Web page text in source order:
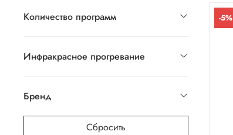
-5%
Количество программ
Инфракрасное прогревание
Бренд
Сбросить